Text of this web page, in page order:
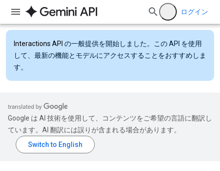
ログイン
Interactions API の一般提供を開始しました。この API を使用
して、最新の機能とモデルにアクセスすることをおすすめしま
す。
Google は AI 技術を使用して、コンテンツをご希望の言語に翻訳し
ています。AI 翻訳には誤りが含まれる場合があります。